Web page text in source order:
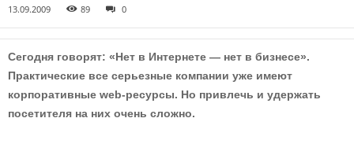
13.09.2009 89 0
Сегодня говорят: «Нет в Интернете — нет в бизнесе».
Практические все серьезные компании уже имеют
корпоративные web-ресурсы. Но привлечь и удержать
посетителя на них очень сложно.